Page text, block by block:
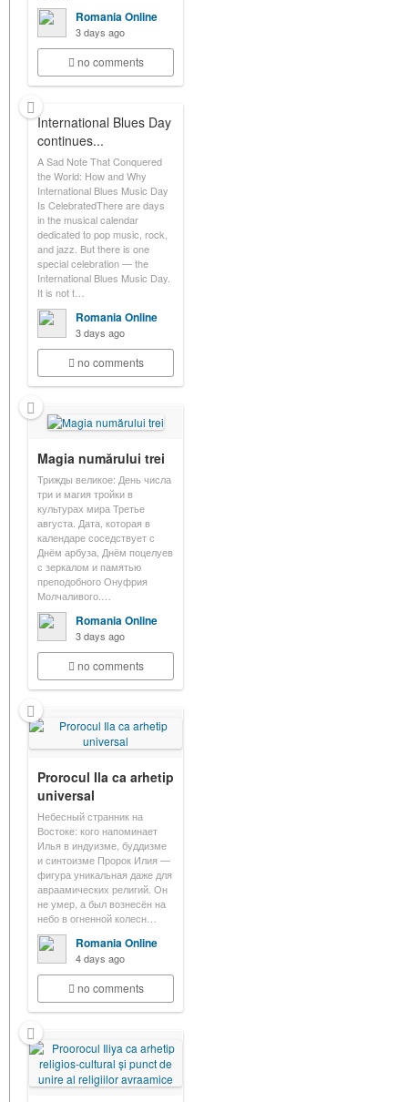
Romania Online
3 days ago
no comments
International Blues Day
continues...
A Sad Note That Conquered
the World: How and Why
International Blues Music Day
Is CelebratedThere are days
in the musical calendar
dedicated to pop music, rock,
and jazz. But there is one
special celebration — the
International Blues Music Day.
It is not t…
Romania Online
3 days ago
no comments
Magia numărului trei
Трижды великое: День числа
три и магия тройки в
культурах мира Третье
августа. Дата, которая в
календаре соседствует с
Днём арбуза, Днём поцелуев
с зеркалом и памятью
преподобного Онуфрия
Молчаливого.…
Romania Online
3 days ago
no comments
Prorocul Ila ca arhetip
universal
Небесный странник на
Востоке: кого напоминает
Илья в индуизме, буддизме
и синтоизме Пророк Илия —
фигура уникальная даже для
авраамических религий. Он
не умер, а был вознесён на
небо в огненной колесн…
Romania Online
4 days ago
no comments